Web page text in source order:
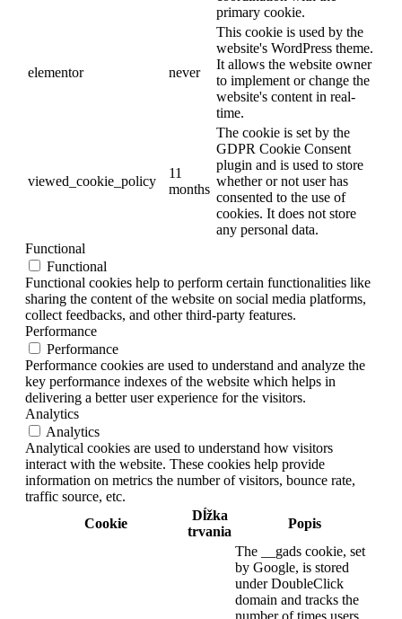
primary cookie.
elementor never
This cookie is used by the
website's WordPress theme.
It allows the website owner
to implement or change the
website's content in real-
time.
viewed_cookie_policy
11
months
The cookie is set by the
GDPR Cookie Consent
plugin and is used to store
whether or not user has
consented to the use of
cookies. It does not store
any personal data.
Functional
Functional
Functional cookies help to perform certain functionalities like
sharing the content of the website on social media platforms,
collect feedbacks, and other third-party features.
Performance
Performance
Performance cookies are used to understand and analyze the
key performance indexes of the website which helps in
delivering a better user experience for the visitors.
Analytics
Analytics
Analytical cookies are used to understand how visitors
interact with the website. These cookies help provide
information on metrics the number of visitors, bounce rate,
traffic source, etc.
Cookie
Dĺžka
trvania
Popis
The __gads cookie, set
by Google, is stored
under DoubleClick
domain and tracks the
number of times users